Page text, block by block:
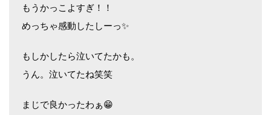
もうかっこよすぎ！！
めっちゃ感動したしーっ✨
もしかしたら泣いてたかも。
うん。泣いてたね笑笑
まじで良かったわぁ😁